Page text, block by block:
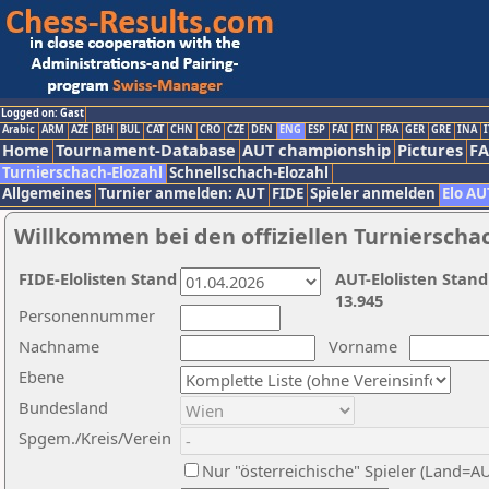
Logged on: Gast
Arabic ARM AZE BIH BUL CAT CHN CRO CZE DEN ENG ESP FAI FIN FRA GER GRE INA
Home Tournament-Database AUT championship Pictures
Turnierschach-Elozahl Schnellschach-Elozahl
Allgemeines Turnier anmelden: AUT FIDE Spieler anmelden Elo
Willkommen bei den offiziellen
Nachname
Vorname
Ebene
Personennummer
Bundesland
Spgem./Kreis/Verein
Nur "österreichische" Spieler
AUT-Elolisten
13.945
FIDE-Elolisten Stand